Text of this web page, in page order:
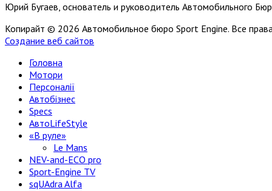
Юрий Бугаев, основатель и руководитель Автомобильного
Копирайт © 2026 Автомобильное бюро Sport Engine. Все
Создание веб сайтов
Головна
Мотори
Персоналії
Автобізнес
Specs
АвтоLifeStyle
«В руле»
Le Mans
NEV-and-ECO pro
Sport-Engine TV
sqUAdra Alfa